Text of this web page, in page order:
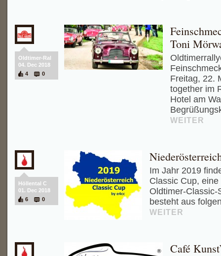
Oldtimer-Ral
04. Dec 2018
4
0
Toni
Freitag, 22.
together im
Hotel am
WEITER
Höllental C
01. Dec 2018
6
0
Im Jahr 2019
Classic Cup,
Oldtimer-Classic-
besteht aus
WEITER
Café